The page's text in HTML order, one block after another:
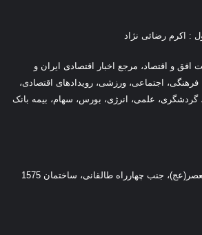
: اکرم رضائی نژاد
افق و اقتصاد، مرجع اخبار اقتصادی ایران و
اجتماعی، ورزشی، رویدادهای اقتصادی،
گردشگری، علمی، انرژی، بورس، سهام، بیمه بانک
آدرس : تهران ، خیابان ولیعصر(عج)، جنب چهارراه طالقانی، ساختمان 1575